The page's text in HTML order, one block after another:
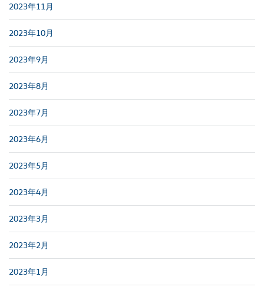
2023年11月
2023年10月
2023年9月
2023年8月
2023年7月
2023年6月
2023年5月
2023年4月
2023年3月
2023年2月
2023年1月